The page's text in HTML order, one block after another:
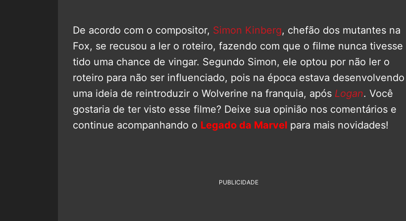
De acordo com o compositor, Simon Kinberg, chefão dos mutantes na
Fox, se recusou a ler o roteiro, fazendo com que o filme nunca tivesse
tido uma chance de vingar. Segundo Simon, ele optou por não ler o
roteiro para não ser influenciado, pois na época estava desenvolvendo
uma ideia de reintroduzir o Wolverine na franquia, após Logan. Você
gostaria de ter visto esse filme? Deixe sua opinião nos comentários e
continue acompanhando o Legado da Marvel para mais novidades!
PUBLICIDADE